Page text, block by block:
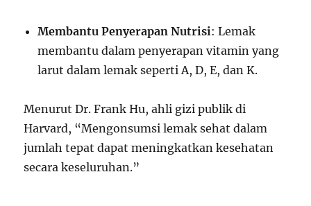
Membantu Penyerapan Nutrisi: Lemak
membantu dalam penyerapan vitamin yang
larut dalam lemak seperti A, D, E, dan K.
Menurut Dr. Frank Hu, ahli gizi publik di
Harvard, “Mengonsumsi lemak sehat dalam
jumlah tepat dapat meningkatkan kesehatan
secara keseluruhan.”